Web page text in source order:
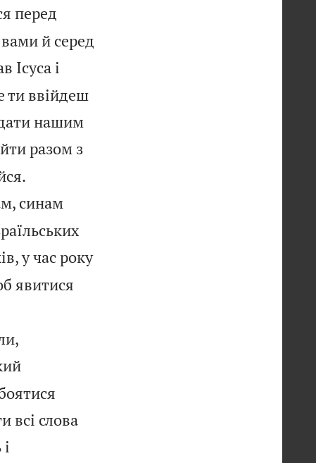
перед
й серед
Ісуса і
ти ввійдеш
нашим
разом з

синам
у час року
явитися

всі слова